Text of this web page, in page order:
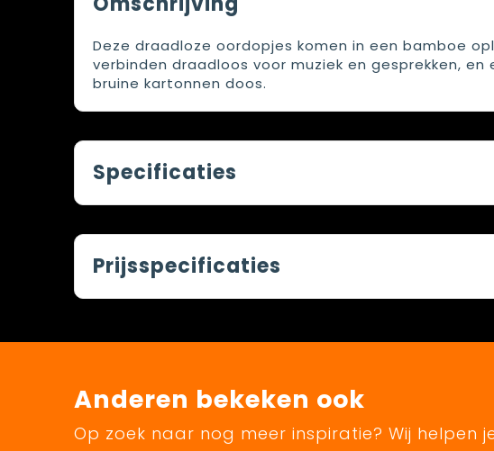
Deze draadloze oordopjes komen in een bamboe
verbinden draadloos voor muziek en gesprekken,
bruine kartonnen doos.
Specificaties
Prijsspecificaties
Anderen bekeken ook
Op zoek naar nog meer inspiratie? Wij helpen